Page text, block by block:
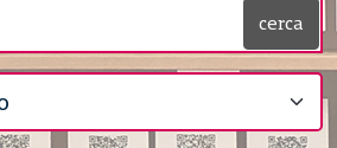
cerca